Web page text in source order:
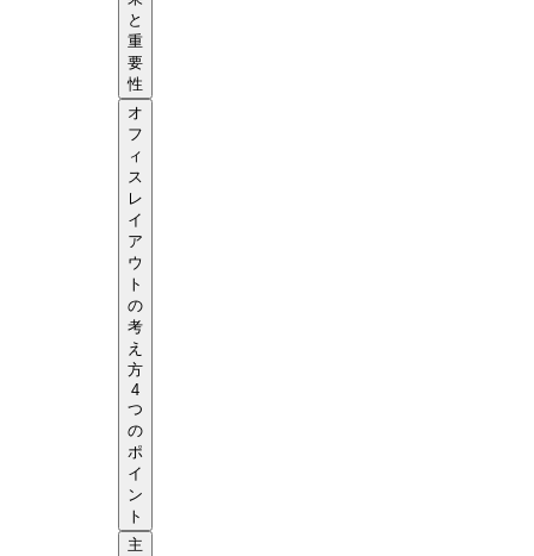
と
重
要
性
オ
フ
ィ
ス
レ
イ
ア
ウ
ト
の
考
え
方
4
つ
の
ポ
イ
ン
ト
主